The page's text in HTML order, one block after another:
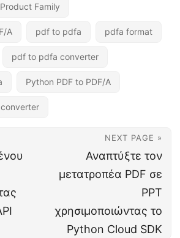
Family
A pdf to pdfa pdfa format
pdf to pdfa converter
Python PDF to PDF/A
converter
NEXT PAGE »
Αναπτύξτε τον
μετατροπέα PDF σε
PPT
χρησιμοποιώντας το
Python Cloud SDK